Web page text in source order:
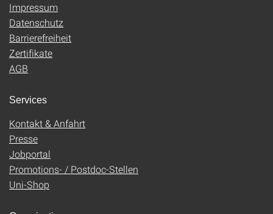
Impressum
Datenschutz
Barrierefreiheit
Zertifikate
AGB
Services
Kontakt & Anfahrt
Presse
Jobportal
Promotions- / Postdoc-Stellen
Uni-Shop